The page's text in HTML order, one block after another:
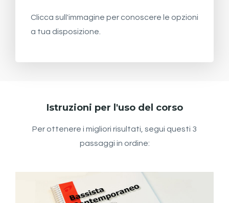
Clicca sull'immagine per conoscere le opzioni
a tua disposizione.
Istruzioni per l'uso del corso
Per ottenere i migliori risultati, segui questi 3
passaggi in ordine: